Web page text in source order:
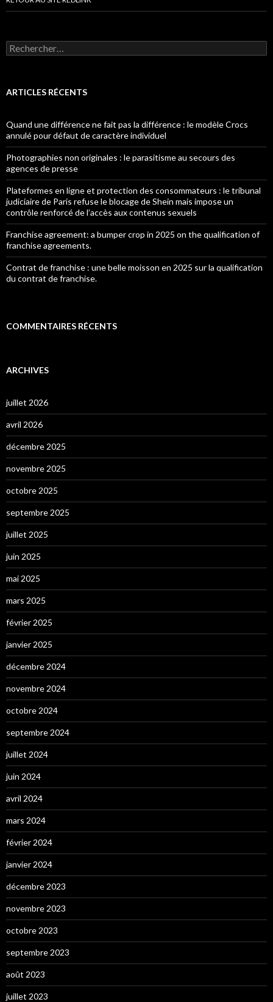
Rechercher :
ARTICLES RÉCENTS
Quand une différence ne fait pas la différence : le modèle Crocs
annulé pour défaut de caractère individuel
Photographies non originales : le parasitisme au secours des
agences de presse
Plateformes en ligne et protection des consommateurs : le tribunal
judiciaire de Paris refuse le blocage de Shein mais impose un
contrôle renforcé de l’accès aux contenus sexuels
Franchise agreement: a bumper crop in 2025 on the qualification of
franchise agreements.
Contrat de franchise : une belle moisson en 2025 sur la qualification
du contrat de franchise.
COMMENTAIRES RÉCENTS
ARCHIVES
juillet 2026
avril 2026
décembre 2025
novembre 2025
octobre 2025
septembre 2025
juillet 2025
juin 2025
mai 2025
mars 2025
février 2025
janvier 2025
décembre 2024
novembre 2024
octobre 2024
septembre 2024
juillet 2024
juin 2024
avril 2024
mars 2024
février 2024
janvier 2024
décembre 2023
novembre 2023
octobre 2023
septembre 2023
août 2023
juillet 2023